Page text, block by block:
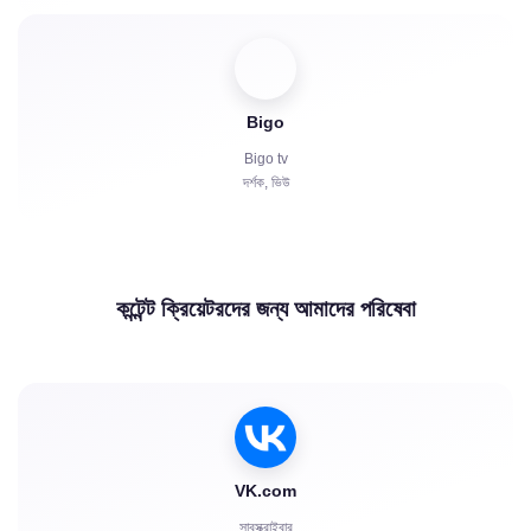
Bigo
Bigo tv
দর্শক, ভিউ
কন্টেন্ট ক্রিয়েটরদের জন্য আমাদের পরিষেবা
VK.com
সাবস্ক্রাইবার